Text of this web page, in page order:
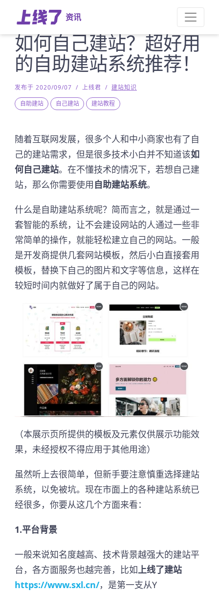
资讯
如何自己建站？超好用
的自助建站系统推荐！
发布于 2020/09/07 / 上线君 / 建站知识
自助建站
自己建站 建站教程
随着互联网发展，很多个人和中小商家也有了自
己的建站需求，但是很多技术小白并不知道该如
何自己建站。在不懂技术的情况下，若想自己建
站，那么你需要使用 自助建站系统。
什么是自助建站系统呢？简而言之，就是通过一
套智能的系统，让不会建设网站的人通过一些非
常简单的操作，就能轻松建立自己的网站。一般
是开发商提供几套网站模板，然后小白直接套用
模板，替换下自己的图片和文字等信息，这样在
较短时间内就做好了属于自己的网站。
（本展示页所提供的模板及元素仅供展示功能效
果，未经授权不得应用于其他用途）
虽然听上去很简单，但新手要注意慎重选择建站
系统，以免被坑。现在市面上的各种建站系统已
经很多，你要从这几个方面来看：
1.平台背景
一般来说知名度越高、技术背景越强大的建站平
台，各方面服务也越完善，比如 上线了建站
https://www.sxl.cn/，是第一支从Y